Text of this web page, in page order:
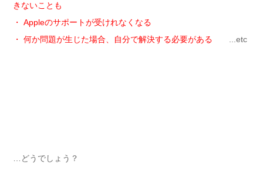
きないことも
・ Appleのサポートが受けれなくなる
・ 何か問題が生じた場合、自分で解決する必要がある
...etc
…どうでしょう？